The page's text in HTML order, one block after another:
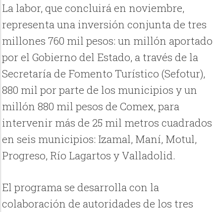
La labor, que concluirá en noviembre,
representa una inversión conjunta de tres
millones 760 mil pesos: un millón aportado
por el Gobierno del Estado, a través de la
Secretaría de Fomento Turístico (Sefotur),
880 mil por parte de los municipios y un
millón 880 mil pesos de Comex, para
intervenir más de 25 mil metros cuadrados
en seis municipios: Izamal, Maní, Motul,
Progreso, Río Lagartos y Valladolid.
El programa se desarrolla con la
colaboración de autoridades de los tres